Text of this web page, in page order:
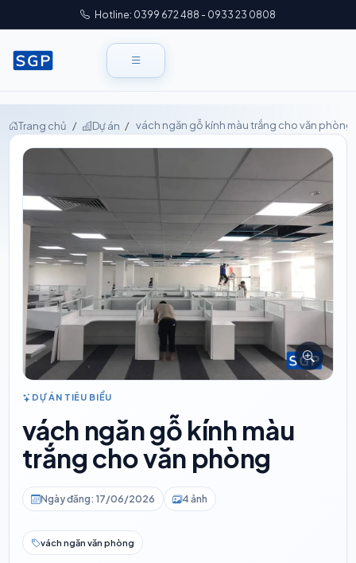
Hotline: 0399 672 488 - 0933 23 0808
Trang chủ Dự án vách ngăn gỗ kính màu trắng cho văn phòng
DỰ ÁN TIÊU BIỂU
vách ngăn gỗ kính màu
trắng cho văn phòng
Ngày đăng: 17/06/2026 4 ảnh
vách ngăn văn phòng